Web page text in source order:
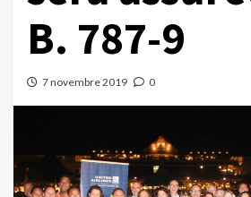
B. 787-9
7 novembre 2019 0